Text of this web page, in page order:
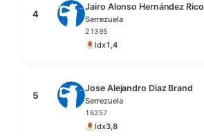
4
Jairo Alonso Hernández Rico
Serrezuela
21395
Idx1,4
5
Jose Alejandro Diaz Brand
Serrezuela
16257
Idx3,8